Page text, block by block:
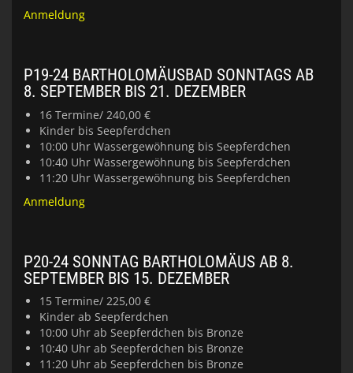
Anmeldung
P19-24 BARTHOLOMÄUSBAD SONNTAGS AB
8. SEPTEMBER BIS 21. DEZEMBER
16 Termine/ 240,00 €
Kinder bis Seepferdchen
10:00 Uhr Wassergewöhnung bis Seepferdchen
10:40 Uhr Wassergewöhnung bis Seepferdchen
11:20 Uhr Wassergewöhnung bis Seepferdchen
Anmeldung
P20-24 SONNTAG BARTHOLOMÄUS AB 8.
SEPTEMBER BIS 15. DEZEMBER
15 Termine/ 225,00 €
Kinder ab Seepferdchen
10:00 Uhr ab Seepferdchen bis Bronze
10:40 Uhr ab Seepferdchen bis Bronze
11:20 Uhr ab Seepferdchen bis Bronze